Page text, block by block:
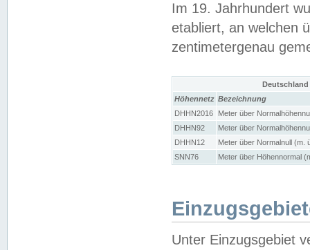
Im 19. Jahrhundert
etabliert, an welchen
zentimetergenau
Höhennetz Bezeichnung
DHHN2016
Meter über
DHHN92
Meter über
DHHN12
Meter über Normalnull (m.
SNN76
Meter über Höhennormal
Unter Einzugsgebiet